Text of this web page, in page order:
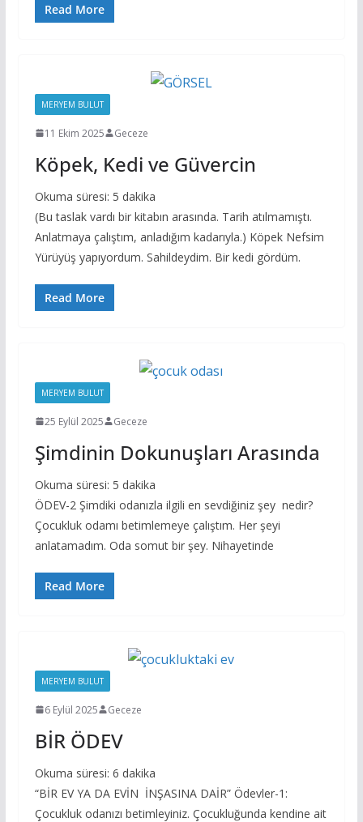
Read More
MERYEM BULUT
11 Ekim 2025 Geceze
Köpek, Kedi ve Güvercin
Okuma süresi: 5 dakika
(Bu taslak vardı bir kitabın arasında. Tarih atılmamıştı.
Anlatmaya çalıştım, anladığım kadarıyla.) Köpek Nefsim
Yürüyüş yapıyordum. Sahildeydim. Bir kedi gördüm.
Read More
MERYEM BULUT
25 Eylül 2025 Geceze
Şimdinin Dokunuşları Arasında
Okuma süresi: 5 dakika
ÖDEV-2 Şimdiki odanızla ilgili en sevdiğiniz şey nedir?
Çocukluk odamı betimlemeye çalıştım. Her şeyi
anlatamadım. Oda somut bir şey. Nihayetinde
Read More
MERYEM BULUT
6 Eylül 2025 Geceze
BİR ÖDEV
Okuma süresi: 6 dakika
“BİR EV YA DA EVİN İNŞASINA DAİR” Ödevler-1:
Çocukluk odanızı betimleyiniz. Çocukluğunda kendine ait